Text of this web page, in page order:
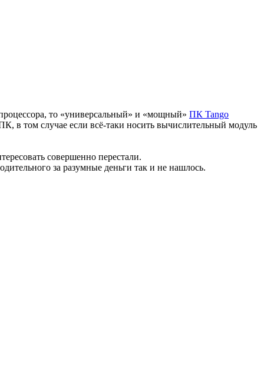
то «универсальный» и «мощный» ПК Tango
в том случае если всё-таки носить вычислительный модуль
совершенно перестали.
за разумные деньги так и не нашлось.